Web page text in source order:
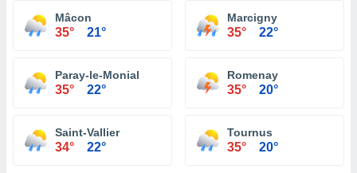
Mâcon
35° 21°
Marcigny
35° 22°
Paray-le-Monial
35° 22°
Romenay
35° 20°
Saint-Vallier
34° 22°
Tournus
35° 20°